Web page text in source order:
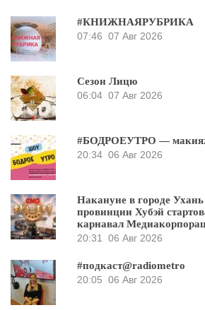
#КНИЖНАЯРУБРИКА
07:46 07 Авг 2026
Сезон Лицю
06:04 07 Авг 2026
#БОДРОЕУТРО —
20:34 06 Авг 2026
Накануне в городе
провинции Хубэй
карнавал
20:31 06 Авг 2026
#подкаст@radiometro
20:05 06 Авг 2026